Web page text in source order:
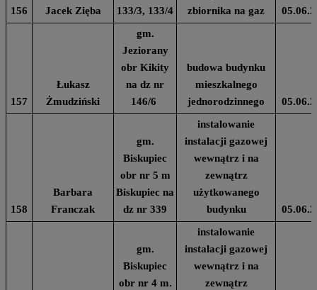
156 Jacek Zięba
133/3, 133/4
zbiornika na gaz
157
Łukasz
Żmudziński
gm.
Jeziorany
obr Kikity
na dz nr
146/6
budowa budynku
mieszkalnego
jednorodzinnego
158
Barbara
Franczak
gm.
Biskupiec
obr nr 5 m
Biskupiec na
dz nr 339
instalowanie
instalacji gazowej
wewnątrz i na
zewnątrz
użytkowanego
budynku
gm.
Biskupiec
obr nr 4 m.
instalowanie
instalacji gazowej
wewnątrz i na
zewnątrz